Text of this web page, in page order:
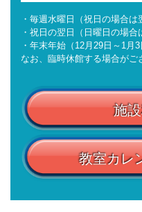
・毎週水曜日（祝日の場合は
・祝日の翌日（日曜日の場合
・年末年始（12月29日～1月3
なお、臨時休館する場合がご
施
教室カレ